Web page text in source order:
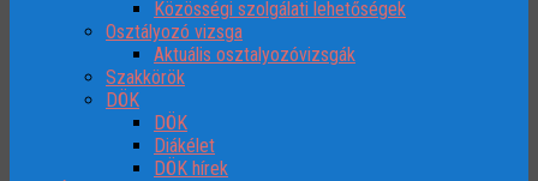
Közösségi szolgálati lehetőségek
Osztályozó vizsga
Aktuális osztalyozóvizsgák
Szakkörök
DÖK
DÖK
Diákélet
DÖK hírek